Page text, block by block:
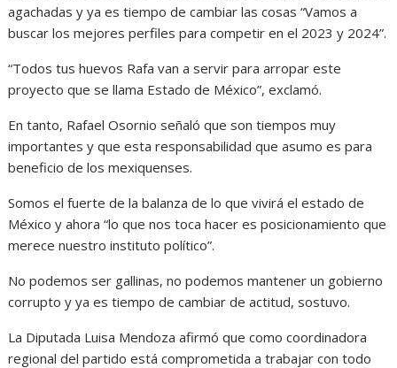
agachadas y ya es tiempo de cambiar las cosas “Vamos a
buscar los mejores perfiles para competir en el 2023 y 2024”.
“Todos tus huevos Rafa van a servir para arropar este
proyecto que se llama Estado de México”, exclamó.
En tanto, Rafael Osornio señaló que son tiempos muy
importantes y que esta responsabilidad que asumo es para
beneficio de los mexiquenses.
Somos el fuerte de la balanza de lo que vivirá el estado de
México y ahora “lo que nos toca hacer es posicionamiento que
merece nuestro instituto político”.
No podemos ser gallinas, no podemos mantener un gobierno
corrupto y ya es tiempo de cambiar de actitud, sostuvo.
La Diputada Luisa Mendoza afirmó que como coordinadora
regional del partido está comprometida a trabajar con todo